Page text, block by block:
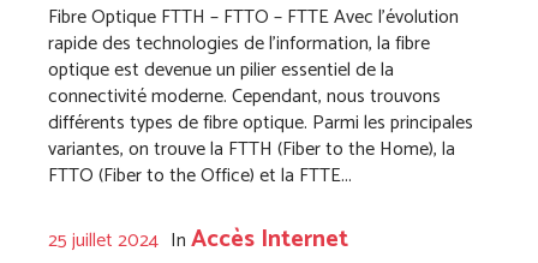
Fibre Optique FTTH – FTTO – FTTE Avec l’évolution
rapide des technologies de l’information, la fibre
optique est devenue un pilier essentiel de la
connectivité moderne. Cependant, nous trouvons
différents types de fibre optique. Parmi les principales
variantes, on trouve la FTTH (Fiber to the Home), la
FTTO (Fiber to the Office) et la FTTE...
25 juillet 2024 InAccès Internet